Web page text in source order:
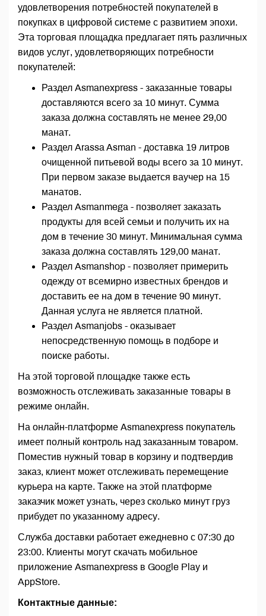
удовлетворения потребностей покупателей в
покупках в цифровой системе с развитием эпохи.
Эта торговая площадка предлагает пять различных
видов услуг, удовлетворяющих потребности
покупателей:
Раздел Asmanexpress - заказанные товары
доставляются всего за 10 минут. Сумма
заказа должна составлять не менее 29,00
манат.
Раздел Arassa Asman - доставка 19 литров
очищенной питьевой воды всего за 10 минут.
При первом заказе выдается ваучер на 15
манатов.
Раздел Asmanmega - позволяет заказать
продукты для всей семьи и получить их на
дом в течение 30 минут. Минимальная сумма
заказа должна составлять 129,00 манат.
Раздел Asmanshop - позволяет примерить
одежду от всемирно известных брендов и
доставить ее на дом в течение 90 минут.
Данная услуга не является платной.
Раздел Asmanjobs - оказывает
непосредственную помощь в подборе и
поиске работы.
На этой торговой площадке также есть
возможность отслеживать заказанные товары в
режиме онлайн.
На онлайн-платформе Asmanexpress покупатель
имеет полный контроль над заказанным товаром.
Поместив нужный товар в корзину и подтвердив
заказ, клиент может отслеживать перемещение
курьера на карте. Также на этой платформе
заказчик может узнать, через сколько минут груз
прибудет по указанному адресу.
Служба доставки работает ежедневно с 07:30 до
23:00. Клиенты могут скачать мобильное
приложение Asmanexpress в Google Play и
AppStore.
Контактные данные: